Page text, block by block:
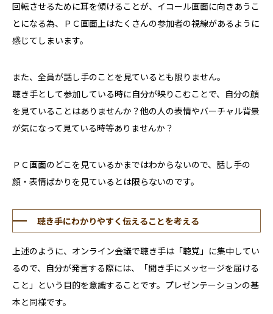
回転させるために耳を傾けることが、イコール画面に向きあうこ
とになる為、ＰＣ画面上はたくさんの参加者の視線があるように
感じてしまいます。
また、全員が話し手のことを見ているとも限りません。
聴き手として参加している時に自分が映りこむことで、自分の顔
を見ていることはありませんか？他の人の表情やバーチャル背景
が気になって見ている時等ありませんか？
ＰＣ画面のどこを見ているかまではわからないので、話し手の
顔・表情ばかりを見ているとは限らないのです。
聴き手にわかりやすく伝えることを考える
上述のように、オンライン会議で聴き手は「聴覚」に集中してい
るので、自分が発言する際には、「聞き手にメッセージを届ける
こと」という目的を意識することです。プレゼンテーションの基
本と同様です。